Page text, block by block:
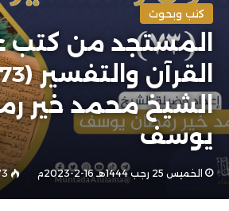
كتب وبحوث
المستجد من كتب
الشيخ محمد خير
يوسف
الخميس 25 رجب 1444هـ 16-2-2023م